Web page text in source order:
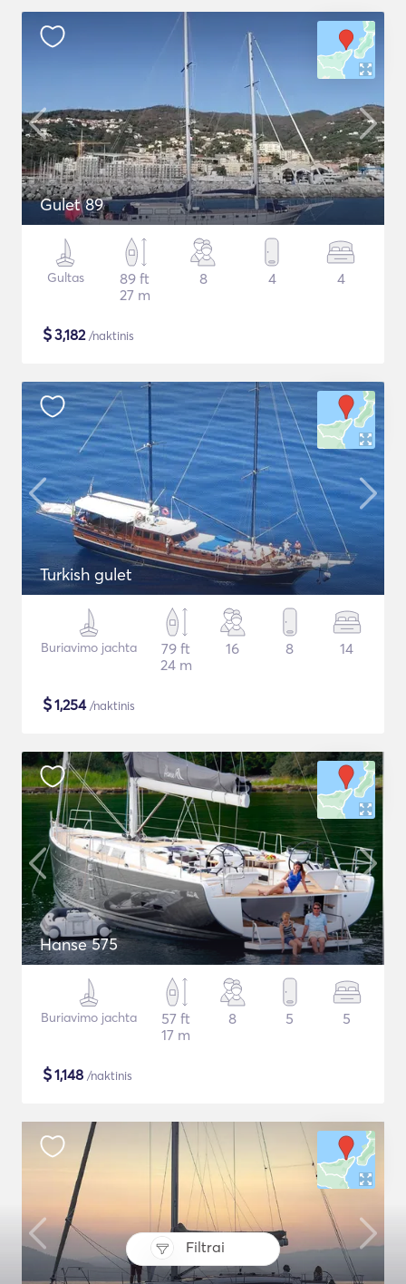
Filtrai
Gulet 89
Gultas
89 ft
27 m
8 4 4
$3,182/naktinis
Turkish gulet
Buriavimo jachta
79 ft
24 m
16 8 14
$1,254/naktinis
Hanse 575
Buriavimo jachta
57 ft
17 m
8 5 5
$1,148 /naktinis